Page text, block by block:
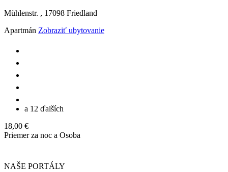
Mühlenstr. , 17098 Friedland
Apartmán Zobraziť ubytovanie
a 12 ďalších
18,00 €
Priemer za noc a Osoba
NAŠE PORTÁLY